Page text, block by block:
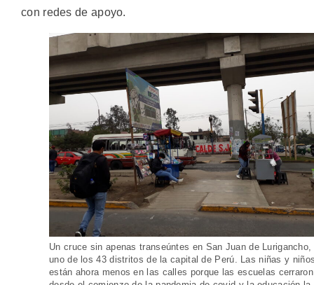
con redes de apoyo.
Un cruce sin apenas transeúntes en San Juan de Lurigancho,
uno de los 43 distritos de la capital de Perú. Las niñas y
están ahora menos en las calles porque las escuelas cerraron